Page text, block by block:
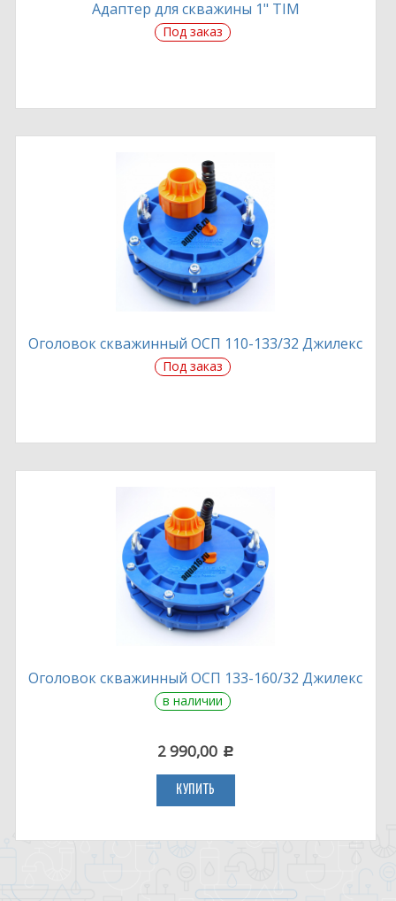
Адаптер для скважины 1" TIM
Под заказ
Оголовок скважинный ОСП 110-133/32 Джилекс
Под заказ
Оголовок скважинный ОСП 133-160/32 Джилекс
в наличии
2 990,00 c
КУПИТЬ